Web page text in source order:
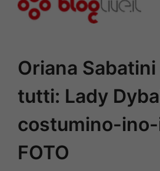
Oriana
tutti: Lady
costumino-ino-
FOTO